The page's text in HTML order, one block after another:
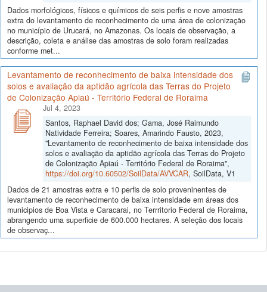
Dados morfológicos, físicos e químicos de seis perfis e nove amostras
extra do levantamento de reconhecimento de uma área de colonização
no município de Urucará, no Amazonas. Os locais de observação, a
descrição, coleta e análise das amostras de solo foram realizadas
conforme met...
Levantamento de reconhecimento de baixa intensidade dos
solos e avaliação da aptidão agrícola das Terras do Projeto
de Colonização Apiaú - Território Federal de Roraima
Jul 4, 2023
Santos, Raphael David dos; Gama, José Raimundo
Natividade Ferreira; Soares, Amarindo Fausto, 2023,
"Levantamento de reconhecimento de baixa intensidade dos
solos e avaliação da aptidão agrícola das Terras do Projeto
de Colonização Apiaú - Território Federal de Roraima",
https://doi.org/10.60502/SoilData/AVVCAR, SoilData, V1
Dados de 21 amostras extra e 10 perfis de solo proveninentes de
levantamento de reconhecimento de baixa intensidade em áreas dos
municipios de Boa Vista e Caracarai, no Terrritorio Federal de Roraima,
abrangendo uma superficie de 600.000 hectares. A seleção dos locais
de observaç...